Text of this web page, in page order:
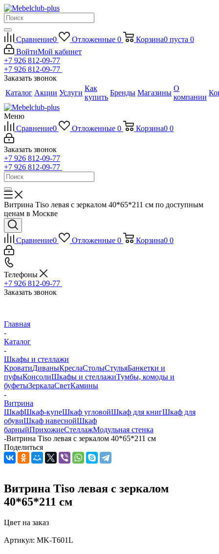
Сравнение0 Отложенные 0 Корзина0 пуста 0
ВойтиМой кабинет
+7 926 812-09-77
+7 926 812-09-77
Заказать звонок
Каталог Акции Услуги
Как
купить
Бренды Магазины
О
компании
Меню
Сравнение0 Отложенные 0 Корзина0 0
Заказать звонок
+7 926 812-09-77
+7 926 812-09-77
Витрина Тiso левая с зеркалом 40*65*211 см по доступным
ценам в Москве
Сравнение0 Отложенные 0 Корзина0 0
Телефоны
+7 926 812-09-77
Заказать звонок
Главная
-
Каталог
-
Шкафы и стеллажи
КроватиДиваныКреслаСтолыСтульяБанкетки и
пуфыКонсолиШкафы и стеллажиТумбы, комоды и
буфетыЗеркалаСветКамины
-
Витрина
ШкафШкаф-купеШкаф угловойШкаф для книгШкаф для
обувиШкаф навеснойШкаф
барныйПрихожиеСтеллажМодульная стенка
-Витрина Тiso левая с зеркалом 40*65*211 см
Поделиться
Витрина Тiso левая с зеркалом
40*65*211 см
Цвет на заказ
Артикул: MK-T601L